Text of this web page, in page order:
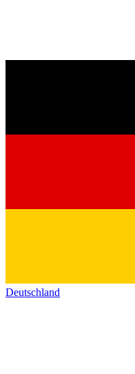
Deutschland